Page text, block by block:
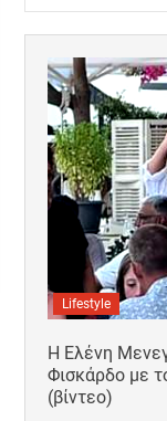
Lifestyle
Η Ελένη
Φισκάρδο με
(βίντεο)